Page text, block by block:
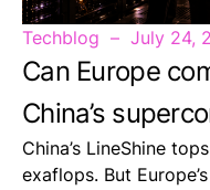
Techblog July 24,
Can Europe
China’s
China’s LineShine
exaflops. But